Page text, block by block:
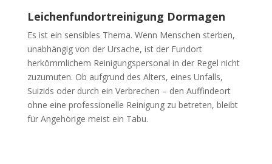
Leichenfundortreinigung Dormagen
Es ist ein sensibles Thema. Wenn Menschen sterben,
unabhängig von der Ursache, ist der Fundort
herkömmlichem Reinigungspersonal in der Regel nicht
zuzumuten. Ob aufgrund des Alters, eines Unfalls,
Suizids oder durch ein Verbrechen – den Auffindeort
ohne eine professionelle Reinigung zu betreten, bleibt
für Angehörige meist ein Tabu.